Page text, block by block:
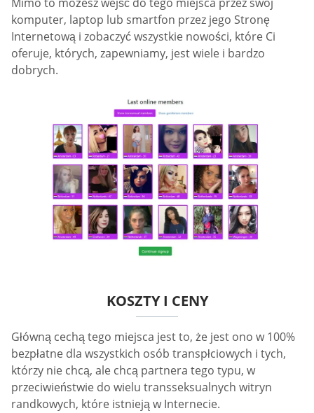
komputer, laptop lub smartfon przez jego Stronę
Internetową i zobaczyć wszystkie nowości, które Ci
oferuje, których, zapewniamy, jest wiele i bardzo
dobrych.
KOSZTY I CENY
Główną cechą tego miejsca jest to, że jest ono w 100%
bezpłatne dla wszystkich osób transpłciowych i tych,
którzy nie chcą, ale chcą partnera tego typu, w
przeciwieństwie do wielu transseksualnych witryn
randkowych, które istnieją w Internecie.